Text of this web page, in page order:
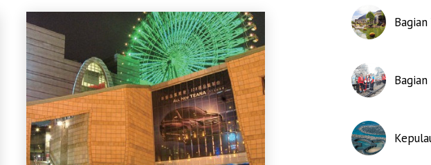
Taman Hiburan Miramar dan
Distrik Niaga Tianmu